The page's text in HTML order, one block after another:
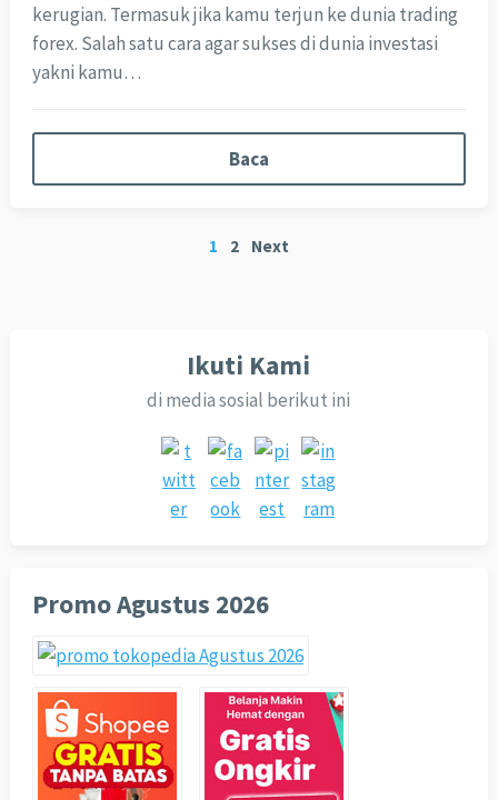
kerugian. Termasuk jika kamu terjun ke dunia trading
forex. Salah satu cara agar sukses di dunia investasi
yakni kamu…
Baca
1 2 Next
Ikuti Kami
di media sosial berikut ini
Promo Agustus 2026